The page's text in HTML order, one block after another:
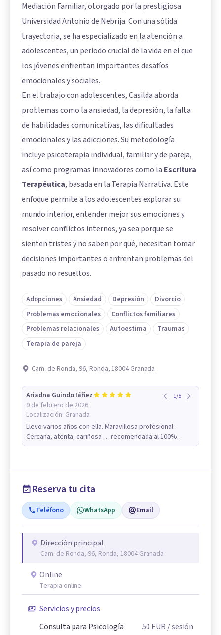
Mediación Familiar, otorgado por la prestigiosa
Universidad Antonio de Nebrija. Con una sólida
trayectoria, se ha especializado en la atención a
adolescentes, un periodo crucial de la vida en el que
los jóvenes enfrentan importantes desafíos
emocionales y sociales.
En el trabajo con adolescentes, Casilda aborda
problemas como la ansiedad, la depresión, la falta
de habilidades comunicativas, las dificultades
emocionales y las adicciones. Su metodología
incluye psicoterapia individual, familiar y de pareja,
así como programas innovadores como la Escritura
Terapéutica, basada en la Terapia Narrativa. Este
enfoque permite a los adolescentes explorar su
mundo interior, entender mejor sus emociones y
resolver conflictos internos, ya sea porque se
sienten tristes y no saben por qué, necesitan tomar
decisiones importantes o enfrentan problemas del
pasado no resueltos.
Adopciones Ansiedad Depresión
Divorcio
Problemas emocionales
Conflictos familiares
Problemas relacionales
Autoestima
Traumas
Terapia de pareja
Cam. de Ronda, 96, Ronda, 18004 Granada
Ariadna Guindo Iáñez
9 de febrero de 2026
Localización: Granada
1/5
Llevo varios años con ella. Maravillosa profesional.
Cercana, atenta, cariñosa … recomendada al 100%.
Reserva tu cita
Teléfono WhatsApp Email
Dirección principal
Cam. de Ronda, 96, Ronda, 18004 Granada
Online
Terapia online
Servicios y precios
Consulta para Psicología
50 EUR / sesión